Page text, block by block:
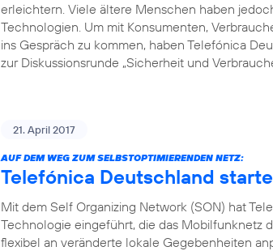
erleichtern. Viele ältere Menschen haben
Technologien. Um mit Konsumenten,
ins Gespräch zu kommen, haben Telefónica
zur Diskussionsrunde „Sicherheit und
21. April 2017
AUF DEM WEG ZUM SELBSTOPTIMIERENDEN NETZ:
Telefónica Deutschland
Mit dem Self Organizing Network (SON) hat
Technologie eingeführt, die das Mobilfunknetz
flexibel an veränderte lokale Gegebenheiten